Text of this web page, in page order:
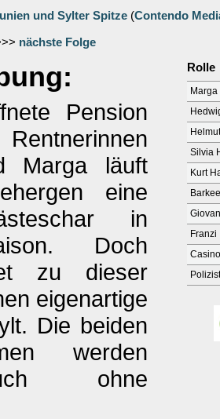
und Sylter Spitze (Contendo
nächste Folge
Pension
Marga läuft
eine
in
Doch
zu dieser
eigenartige
Die beiden
werden
ohne
Rolle
Silvia
Kurt
Franzi
Polizist